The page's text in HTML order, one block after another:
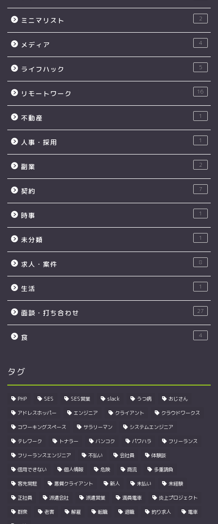
ミニマリスト 2
メディア 4
ライフハック 5
リモートワーク 16
不動産 1
人事・採用 1
副業 2
契約 7
時事 1
未分類 1
求人・案件 8
生活 1
面談・打ち合わせ 27
食 4
タグ
PHP SES SES営業 slack うつ病 おじさん
アドレスホッパー エンジニア クライアント クラウドワークス
コワーキングスペース サラリーマン システムエンジニア
テレワーク トナラー バンコク パワハラ フリーランス
フリーランスエンジニア 不払い 会社員 体験談
信用できない 個人情報 危険 商流 多重請負
客先常駐 悪質クライアント 新人 未払い 未経験
正社員 派遣会社 派遣営業 満員電車 炎上プロジェクト
群衆 老害 解雇 転職 退職 釣り求人 電車